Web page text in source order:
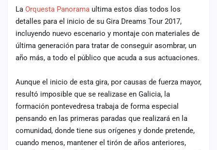
La Orquesta Panorama ultima estos días todos los
detalles para el inicio de su Gira Dreams Tour 2017,
incluyendo nuevo escenario y montaje con materiales de
última generación para tratar de conseguir asombrar, un
año más, a todo el público que acuda a sus actuaciones.
Aunque el inicio de esta gira, por causas de fuerza mayor,
resultó imposible que se realizase en Galicia, la
formación pontevedresa trabaja de forma especial
pensando en las primeras paradas que realizará en la
comunidad, donde tiene sus orígenes y donde pretende,
cuando menos, mantener el tirón de años anteriores,
Crear
cuenta
Administración
Contacto